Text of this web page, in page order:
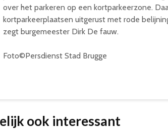
over het parkeren op een kortparkeerzone.
kortparkeerplaatsen uitgerust met rode
zegt burgemeester Dirk De fauw.
Foto©Persdienst Stad Brugge
ook interessant